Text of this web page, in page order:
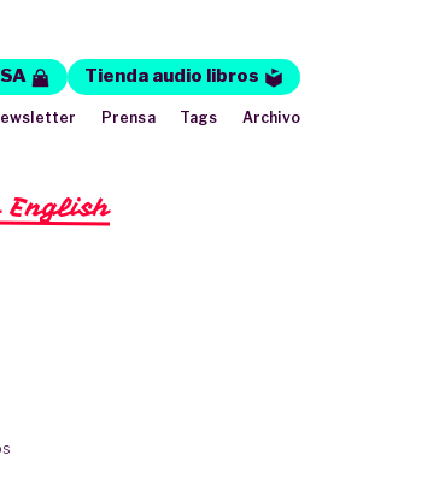
English
Tienda audio libros
Prensa Tags Archivo